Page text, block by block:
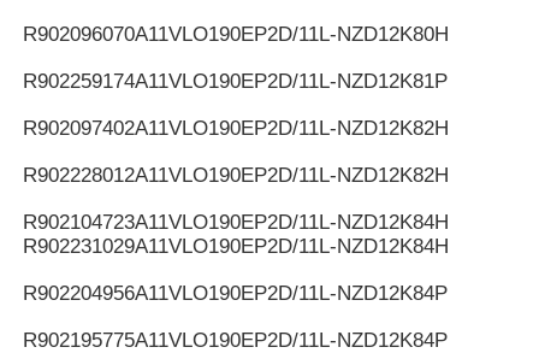
R902096070A11VLO190EP2D/11L-NZD12K80H
R902259174A11VLO190EP2D/11L-NZD12K81P
R902097402A11VLO190EP2D/11L-NZD12K82H
R902228012A11VLO190EP2D/11L-NZD12K82H
R902104723A11VLO190EP2D/11L-NZD12K84H
R902231029A11VLO190EP2D/11L-NZD12K84H
R902204956A11VLO190EP2D/11L-NZD12K84P
R902195775A11VLO190EP2D/11L-NZD12K84P